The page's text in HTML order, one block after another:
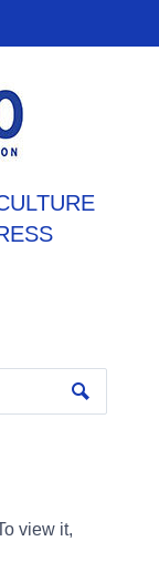
view it,